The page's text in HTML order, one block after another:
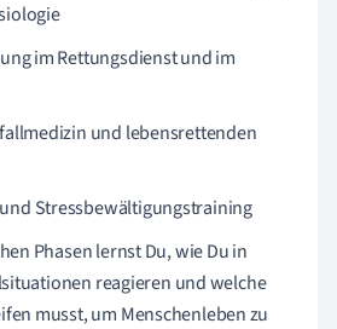
im Rettungsdienst und im
und lebensrettenden
Stressbewältigungstraining
Phasen lernst Du, wie Du in
reagieren und welche
musst, um Menschenleben zu